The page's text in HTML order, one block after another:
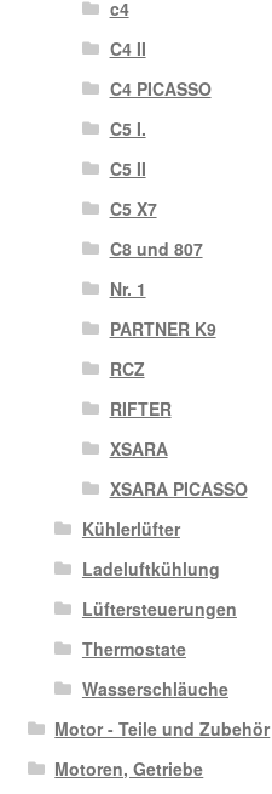
c4
C4 II
C4 PICASSO
C5 I.
C5 II
C5 X7
C8 und 807
Nr. 1
PARTNER K9
RCZ
RIFTER
XSARA
XSARA PICASSO
Kühlerlüfter
Ladeluftkühlung
Lüftersteuerungen
Thermostate
Wasserschläuche
Motor - Teile und Zubehör
Motoren, Getriebe